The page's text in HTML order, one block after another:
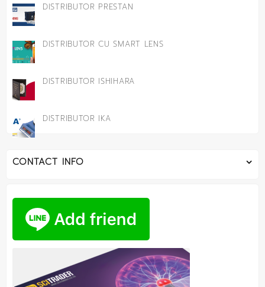
DISTRIBUTOR PRESTAN
DISTRIBUTOR CU SMART LENS
DISTRIBUTOR ISHIHARA
DISTRIBUTOR IKA
CONTACT INFO